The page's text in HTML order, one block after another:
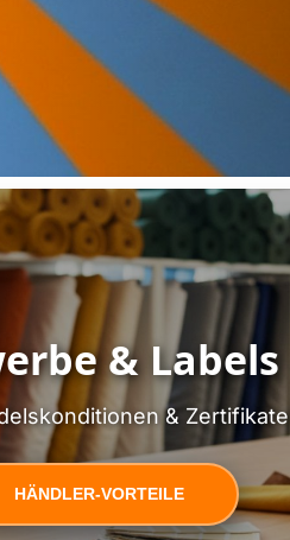
& Labels
& Zertifikate
HÄNDLER-VORTEILE